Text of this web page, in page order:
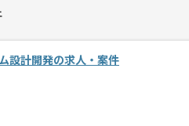
リ開発経験がある方にマッチいたし
設計開発の求人・案件